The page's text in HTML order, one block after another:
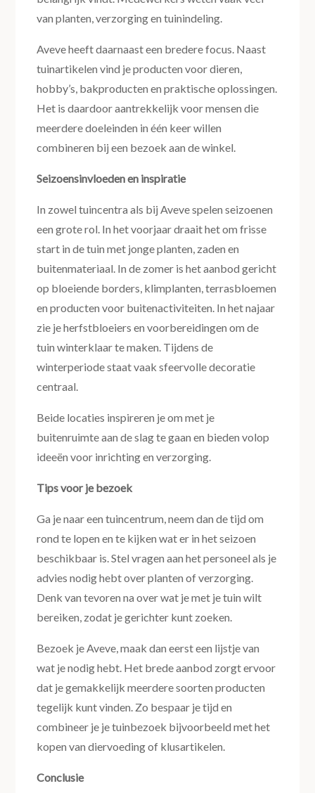
van planten, verzorging en tuinindeling.
Aveve heeft daarnaast een bredere focus. Naast
tuinartikelen vind je producten voor dieren,
hobby’s, bakproducten en praktische oplossingen.
Het is daardoor aantrekkelijk voor mensen die
meerdere doeleinden in één keer willen
combineren bij een bezoek aan de winkel.
Seizoensinvloeden en inspiratie
In zowel tuincentra als bij Aveve spelen seizoenen
een grote rol. In het voorjaar draait het om frisse
start in de tuin met jonge planten, zaden en
buitenmateriaal. In de zomer is het aanbod gericht
op bloeiende borders, klimplanten, terrasbloemen
en producten voor buitenactiviteiten. In het najaar
zie je herfstbloeiers en voorbereidingen om de
tuin winterklaar te maken. Tijdens de
winterperiode staat vaak sfeervolle decoratie
centraal.
Beide locaties inspireren je om met je
buitenruimte aan de slag te gaan en bieden volop
ideeën voor inrichting en verzorging.
Tips voor je bezoek
Ga je naar een tuincentrum, neem dan de tijd om
rond te lopen en te kijken wat er in het seizoen
beschikbaar is. Stel vragen aan het personeel als je
advies nodig hebt over planten of verzorging.
Denk van tevoren na over wat je met je tuin wilt
bereiken, zodat je gerichter kunt zoeken.
Bezoek je Aveve, maak dan eerst een lijstje van
wat je nodig hebt. Het brede aanbod zorgt ervoor
dat je gemakkelijk meerdere soorten producten
tegelijk kunt vinden. Zo bespaar je tijd en
combineer je je tuinbezoek bijvoorbeeld met het
kopen van diervoeding of klusartikelen.
Conclusie